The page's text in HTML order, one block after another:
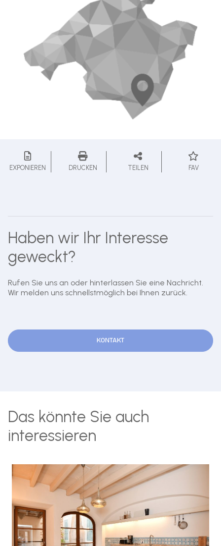
EXPONIEREN DRUCKEN TEILEN FAV
Haben wir Ihr Interesse
geweckt?
Rufen Sie uns an oder hinterlassen Sie eine Nachricht.
Wir melden uns schnellstmöglich bei Ihnen zurück.
KONTAKT
Das könnte Sie auch
interessieren